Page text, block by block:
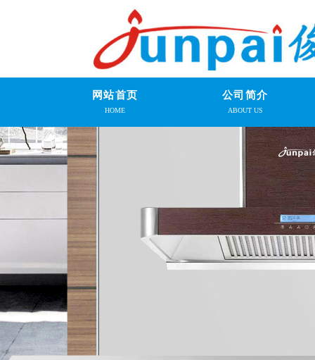
网站首页
HOME
公司简介
ABOUT US